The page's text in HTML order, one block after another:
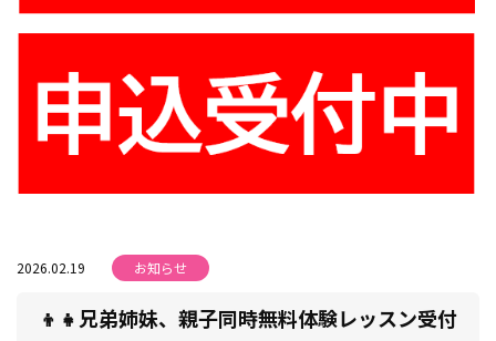
2026.02.19 お知らせ
👦👧兄弟姉妹、親子同時無料体験レッスン受付